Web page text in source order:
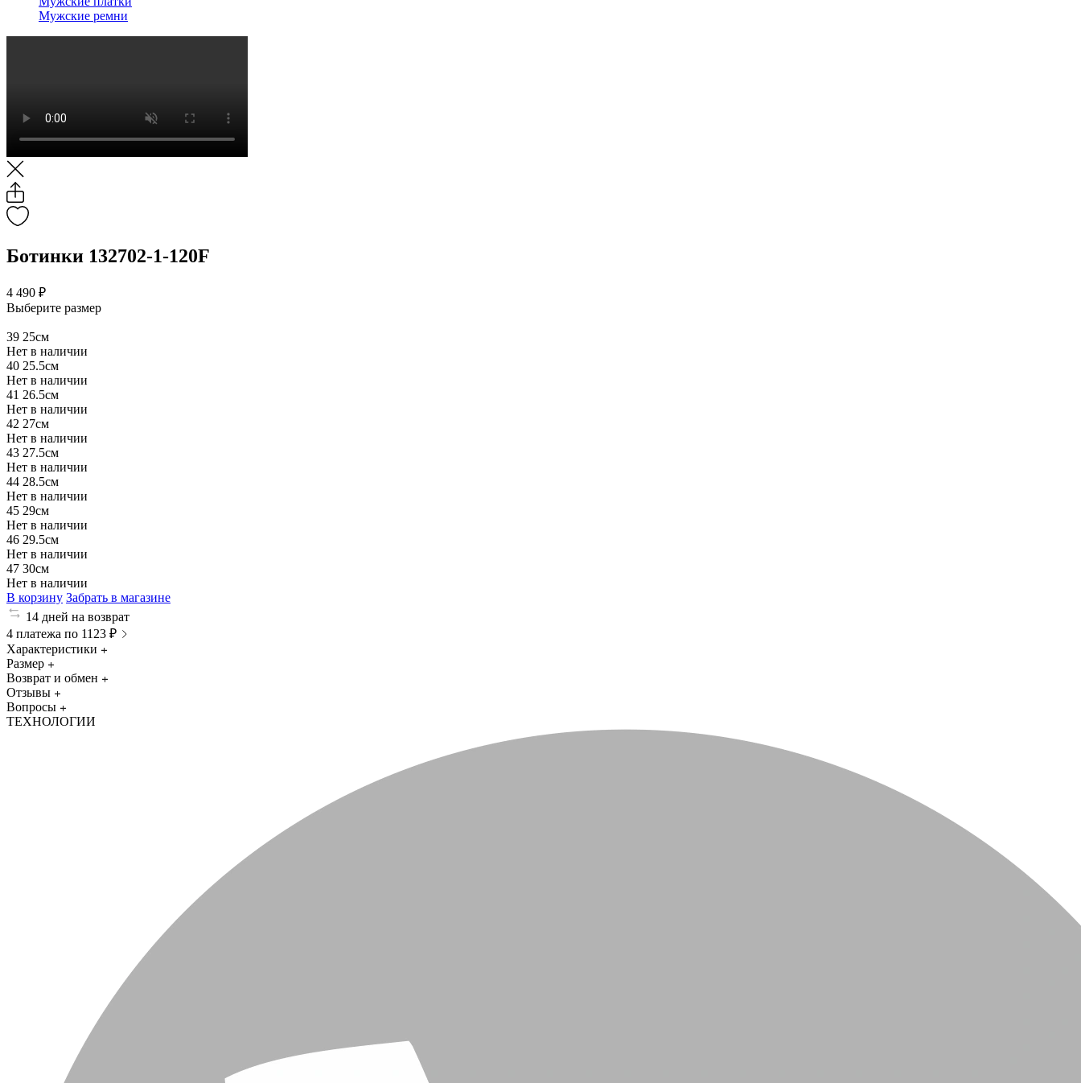
Мужские ремни
Ботинки 132702-1-120F
4 490 ₽
Выберите размер
39 25см
Нет в наличии
40 25.5см
Нет в наличии
41 26.5см
Нет в наличии
42 27см
Нет в наличии
43 27.5см
Нет в наличии
44 28.5см
Нет в наличии
45 29см
Нет в наличии
46 29.5см
Нет в наличии
47 30см
Нет в наличии
В корзину Забрать в магазине
14 дней на возврат
4 платежа по 1123 ₽
Характеристики
Размер
Возврат и обмен
Отзывы
Вопросы
ТЕХНОЛОГИИ